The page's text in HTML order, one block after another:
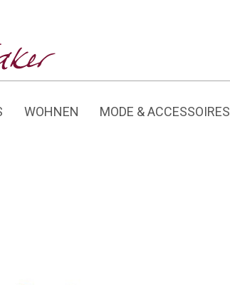
WOHNEN MODE & ACCESSOIRES